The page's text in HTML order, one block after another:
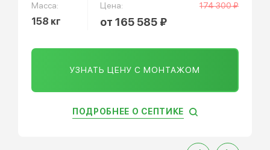
Масса:
158 кг
174 300 ₽
Цена:
от 165 585 ₽
УЗНАТЬ ЦЕНУ С МОНТАЖОМ
ПОДРОБНЕЕ О СЕПТИКЕ